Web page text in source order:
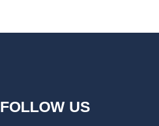
FOLLOW US